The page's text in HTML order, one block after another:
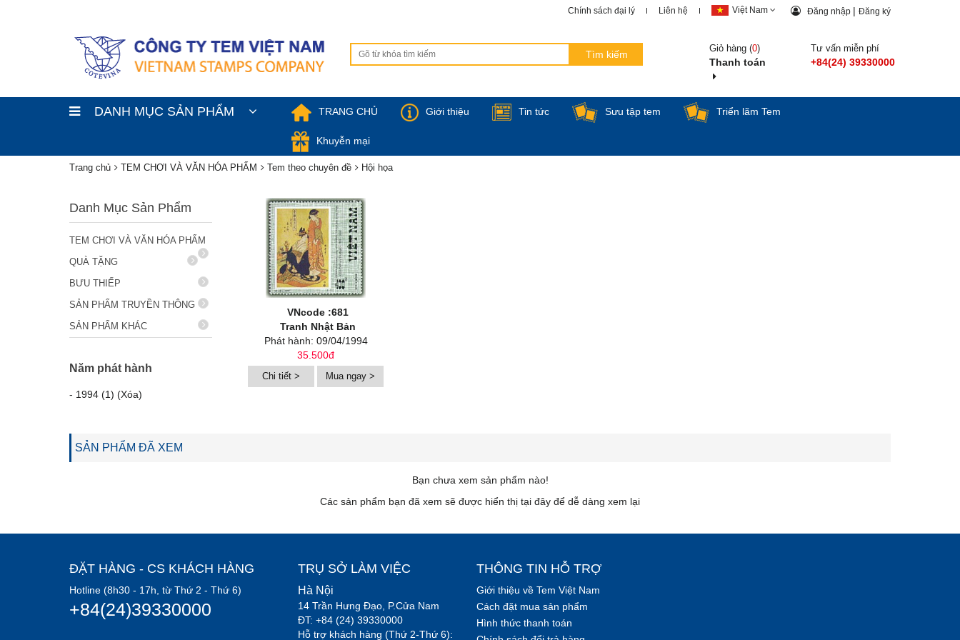
Chính sách đại lý Liên hệ Việt Nam Đăng nhập | Đăng ký
Giỏ hàng (0)
Thanh toán
Tư vấn miễn phí
+84(24) 39330000
DANH MỤC SẢN PHẨM TRANG CHỦ Giới thiệu Tin tức Sưu tập tem Triển lãm Tem
Khuyễn mại
Trang chủ TEM CHƠI VÀ VĂN HÓA PHẨM Tem theo chuyên đề Hội họa
Danh Mục Sản Phẩm
TEM CHƠI VÀ VĂN HÓA PHẨM
QUÀ TẶNG
BƯU THIẾP
SẢN PHẨM TRUYỀN THÔNG
SẢN PHẨM KHÁC
Năm phát hành
- 1994 (1) (Xóa)
VNcode :681
Tranh Nhật Bản
Phát hành: 09/04/1994
35.500đ
Chi tiết > Mua ngay >
SẢN PHẨM ĐÃ XEM
Bạn chưa xem sản phẩm nào!
Các sản phẩm bạn đã xem sẽ được hiển thị tại đây để dễ dàng xem lại
ĐẶT HÀNG - CS KHÁCH HÀNG
Hotline (8h30 - 17h, từ Thứ 2 - Thứ 6)
+84(24)39330000
TRỤ SỞ LÀM VIỆC
Hà Nội
14 Trần Hưng Đạo, P.Cửa Nam
ĐT: +84 (24) 39330000
Hỗ trợ khách hàng (Thứ 2-Thứ 6):
THÔNG TIN HỖ TRỢ
Giới thiệu về Tem Việt Nam
Cách đặt mua sản phẩm
Hình thức thanh toán